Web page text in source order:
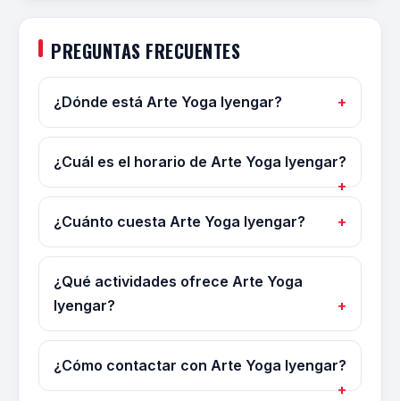
PREGUNTAS FRECUENTES
¿Dónde está Arte Yoga Iyengar?
¿Cuál es el horario de Arte Yoga Iyengar?
¿Cuánto cuesta Arte Yoga Iyengar?
¿Qué actividades ofrece Arte Yoga
Iyengar?
¿Cómo contactar con Arte Yoga Iyengar?